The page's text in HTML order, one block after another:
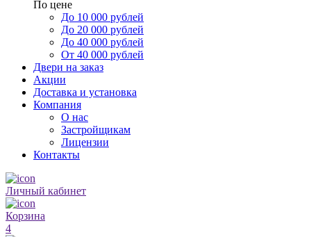
По цене
До 10 000 рублей
До 20 000 рублей
До 40 000 рублей
От 40 000 рублей
Двери на заказ
Акции
Доставка и установка
Компания
О нас
Застройщикам
Лицензии
Контакты
Личный кабинет
Корзина
4